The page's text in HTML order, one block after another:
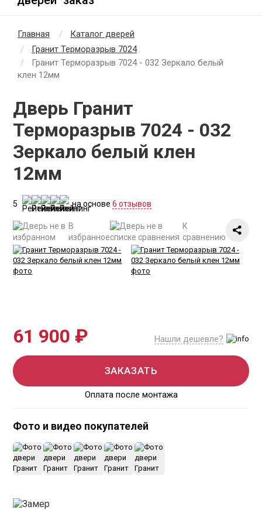
Главная
Каталог дверей
Гранит Терморазрыв 7024
Гранит Терморазрыв 7024 - 032 Зеркало белый
клен 12мм
Дверь Гранит
Терморазрыв 7024 - 032
Зеркало белый клен
12мм
5 на основе6 отзывов
В
избранное
К
сравнению
61 900 ₽ Нашли дешевле?
ЗАКАЗАТЬ
Оплата после монтажа
Фото и видео покупателей